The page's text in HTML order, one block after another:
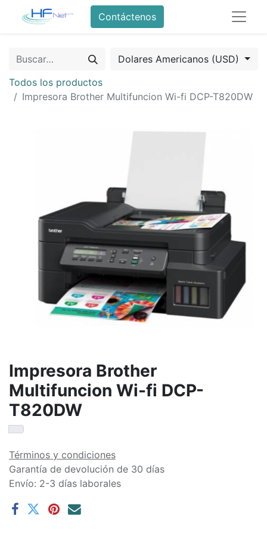
Contáctenos
Dolares Americanos (USD)
Todos los productos
Impresora Brother Multifuncion Wi-fi DCP-T820DW
Impresora Brother
Multifuncion Wi-fi DCP-
T820DW
Términos y condiciones
Garantía de devolución de 30 días
Envío: 2-3 días laborales